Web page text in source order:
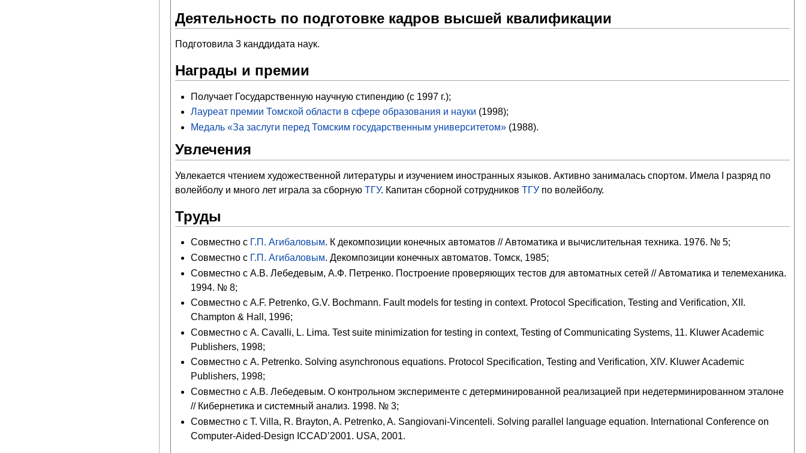
Деятельность по подготовке кадров высшей квалификации
Подготовила 3 канддидата наук.
Награды и премии
Получает Государственную научную стипендию (с 1997 г.);
Лауреат премии Томской области в сфере образования и науки (1998);
Медаль «За заслуги перед Томским государственным университетом»(1988).
Увлечения
Увлекается чтением художественной литературы и изучением иностранных языков. Активно занималась спортом. Имела I разряд по
волейболу и много лет играла за сборную ТГУ. Капитан сборной сотрудников ТГУпо волейболу.
Труды
Совместно с Г.П. Агибаловым. К декомпозиции конечных автоматов // Автоматика и вычислительная техника. 1976. № 5;
Совместно с Г.П. Агибаловым. Декомпозиции конечных автоматов. Томск, 1985;
Совместно с А.В. Лебедевым, А.Ф. Петренко. Построение проверяющих тестов для автоматных сетей // Автоматика и телемеханика.
1994. № 8;
Совместно с A.F. Petrenko, G.V. Bochmann. Fault models for testing in context. Protocol Specification, Testing and Verification, XII.
Champton & Hall, 1996;
Совместно с A. Cavalli, L. Lima. Test suite minimization for testing in context, Testing of Communicating Systems, 11. Kluwer Academic
Publishers, 1998;
Совместно с A. Petrenko. Solving asynchronous equations. Protocol Specification, Testing and Verification, XIV. Kluwer Academic
Publishers, 1998;
Совместно с А.В. Лебедевым. О контрольном эксперименте с детерминированной реализацией при недетерминированном эталоне
// Кибернетика и системный анализ. 1998. № 3;
Совместно с T. Villa, R. Brayton, A. Petrenko, A. Sangiovani-Vincenteli. Solving parallel language equation. International Conference on
Computer-Aided-Design ICCAD’2001. USA, 2001.